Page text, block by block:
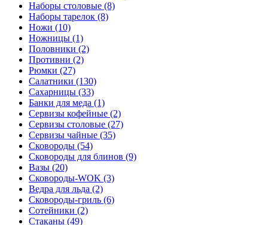
Наборы столовые (8)
Наборы тарелок (8)
Ножи (10)
Ножницы (1)
Половники (2)
Противни (2)
Рюмки (27)
Салатники (130)
Сахарницы (33)
Банки для меда (1)
Сервизы кофейные (2)
Сервизы столовые (27)
Сервизы чайные (35)
Сковороды (54)
Сковороды для блинов (9)
Вазы (20)
Сковороды-WOK (3)
Ведра для льда (2)
Сковороды-гриль (6)
Сотейники (2)
Стаканы (49)